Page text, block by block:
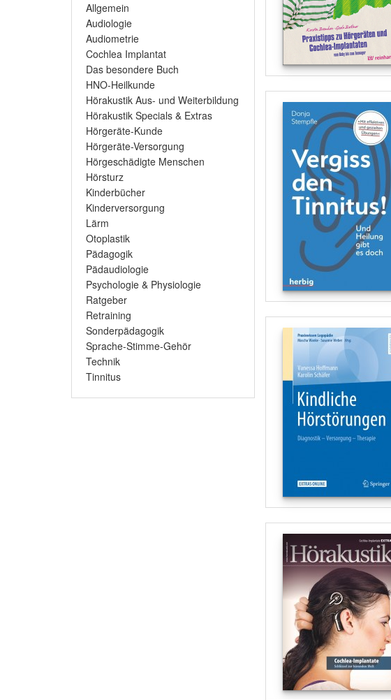
Allgemein
Audiologie
Audiometrie
Cochlea Implantat
Das besondere Buch
HNO-Heilkunde
Hörakustik Aus- und Weiterbildung
Hörakustik Specials & Extras
Hörgeräte-Kunde
Hörgeräte-Versorgung
Hörgeschädigte Menschen
Hörsturz
Kinderbücher
Kinderversorgung
Lärm
Otoplastik
Pädagogik
Pädaudiologie
Psychologie & Physiologie
Ratgeber
Retraining
Sonderpädagogik
Sprache-Stimme-Gehör
Technik
Tinnitus